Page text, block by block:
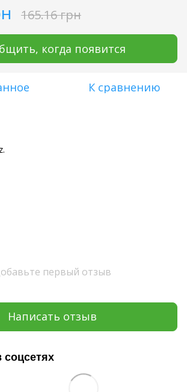
165.16 грн
когда появится
К сравнению
первый отзыв
Написать отзыв
соцсетях